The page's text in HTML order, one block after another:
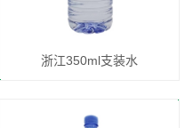
浙江350ml支装水